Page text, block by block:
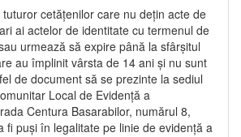
cetățenilor care nu dețin acte de
ai actelor de identitate cu termenul de
urmează să expire până la sfârșitul
au împlinit vârsta de 14 ani și nu sunt
de document să se prezinte la sediul
Local de Evidență a
Centura Basarabilor, numărul 8,
fi puși în legalitate pe linie de evidență a